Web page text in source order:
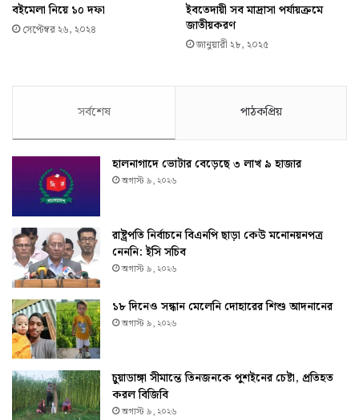
বইমেলা নিয়ে ১০ দফা
সেপ্টেম্বর ২৬, ২০২৪
ইবতেদায়ী সব মাদ্রাসা পর্যায়ক্রমে
জাতীয়করণ
জানুয়ারী ২৮, ২০২৫
সর্বশেষ পাঠকপ্রিয়
হালনাগাদে ভোটার বেড়েছে ৩ লাখ ৯ হাজার
অগাস্ট ৯, ২০২৬
রাষ্ট্রপতি নির্বাচনে বিএনপি ছাড়া কেউ মনোনয়নপত্র
নেননি: ইসি সচিব
অগাস্ট ৯, ২০২৬
১৮ দিনেও সন্ধান মেলেনি দোহারের শিশু আদনানের
অগাস্ট ৯, ২০২৬
চুয়াডাঙ্গা সীমান্তে তিনজনকে পুশইনের চেষ্টা, প্রতিহত
করল বিজিবি
অগাস্ট ৯, ২০২৬